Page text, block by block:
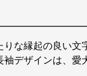
な縁起の良い文
デザインは、